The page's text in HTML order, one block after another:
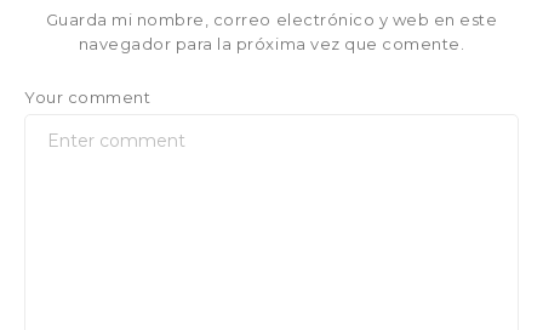
Guarda mi nombre, correo electrónico y web en este
navegador para la próxima vez que comente.
Your comment